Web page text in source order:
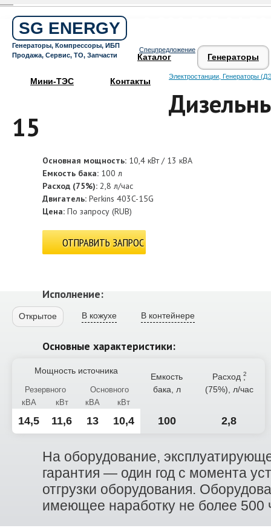
SG ENERGY
Генераторы, Компрессоры, ИБП
Продажа, Сервис, ТО, Запчасти
Спецпредложение
Каталог Генераторы
Мини-ТЭС Контакты Электростанции, Генераторы
15
Основная мощность: 10,4 кВт / 13 кВА
Емкость бака: 100 л
Расход (75%): 2,8 л/час
Двигатель: Perkins 403C-15G
Цена: По запросу (RUB)
ОТПРАВИТЬ ЗАПРОС
Исполнение:
Открытое В кожухе В контейнере
Основные характеристики:
Мощность источника
Емкость
бака, л
Расход ,
(75%), л/час
Резервного
Основного
кВА
кВт кВА кВт
14,5 11,6 13 10,4 100 2,8
На оборудование,
гарантия — один год с момента
отгрузки оборудования.
имеющее наработку не более 500